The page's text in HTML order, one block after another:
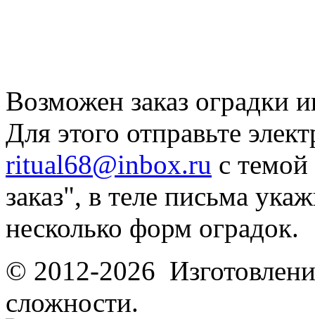
Возможен заказ оградки
Для этого отправьте
ritual68@inbox.ru с
заказ", в теле письма
несколько форм оградок.
© 2012-2026
сложности.